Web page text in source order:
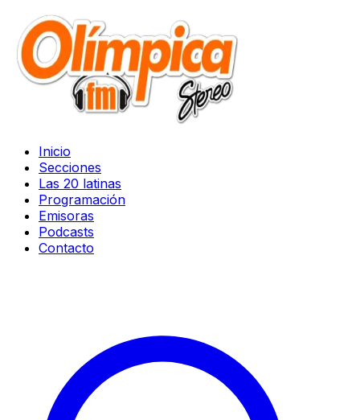
Inicio
Secciones
Las 20 latinas
Programación
Emisoras
Podcasts
Contacto